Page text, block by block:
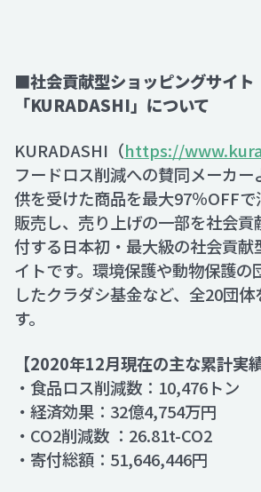
■社会貢献型ショッピングサイト
「KURADASHI」について
KURADASHI（https://
フードロス削減への賛同メーカ
供を受けた商品を最大97％OFF
販売し、売り上げの一部を社会貢
付する日本初・最大級の社会貢献
イトです。環境保護や動物保護の
したクラダシ基金など、全20団体
す。
【2020年12月現在の主な累計実績
・食品ロス削減数：10,476トン
・経済効果：32億4,754万円
・CO2削減数 ：26.81t-CO2
・寄付総額：51,646,446円